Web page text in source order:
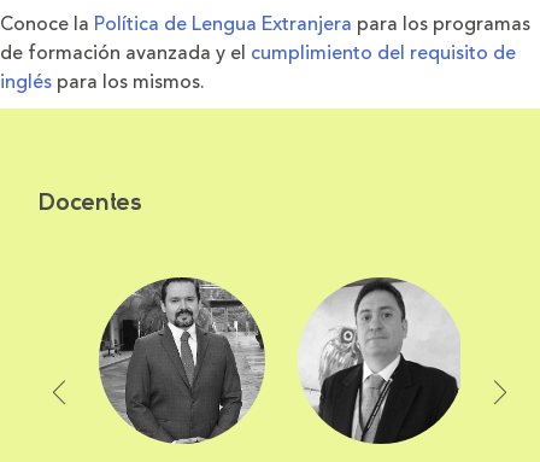
Conoce la Política de Lengua Extranjera para los programas
de formación avanzada y el cumplimiento del requisito de
inglés para los mismos.
Docentes